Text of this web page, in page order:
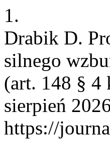
1.
Drabik D.
silnego
(art. 148 § 4
sierpień
https://